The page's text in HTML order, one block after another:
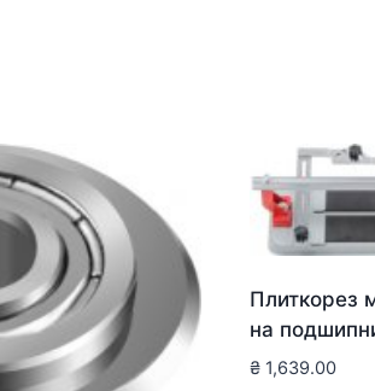
Плиткорез
на
₴1,639.00